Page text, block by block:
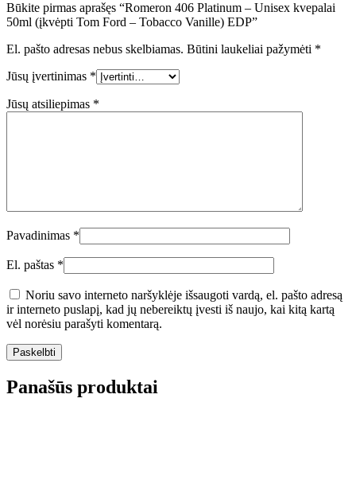
Būkite pirmas aprašęs “Romeron 406 Platinum – Unisex kvepalai
50ml (įkvėpti Tom Ford – Tobacco Vanille) EDP”
El. pašto adresas nebus skelbiamas. Būtini laukeliai pažymėti *
Jūsų įvertinimas *
Jūsų atsiliepimas *
Pavadinimas *
El. paštas *
Noriu savo interneto naršyklėje išsaugoti vardą, el. pašto adresą
ir interneto puslapį, kad jų nebereiktų įvesti iš naujo, kai kitą kartą
vėl norėsiu parašyti komentarą.
Panašūs produktai